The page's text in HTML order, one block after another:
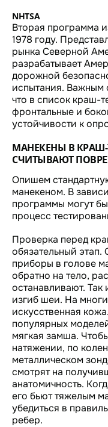
NHTSA
Вторая программа
1978 году.
рынка Северной
разрабатывает
дорожной
испытания. Важным
что в список краш-
фронтальные и
устойчивости к
МАНЕКЕНЫ В КРАШ-
СЧИТЫВАЮТ
Опишем
манекеном. В
программы могут
процесс
Проверка перед
обязательный этап.
приборы в голове
обратно на тело,
останавливают.
изгиб шеи. На
искусственная
популярных
мягкая замша.
натяжении, по
металлическом
смотрят на
анатомичность.
его бьют тяжелым
убедиться в
ребер.